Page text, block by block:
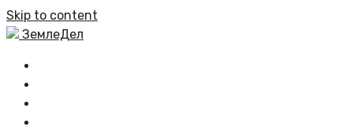
Skip to content
ЗемлеДел